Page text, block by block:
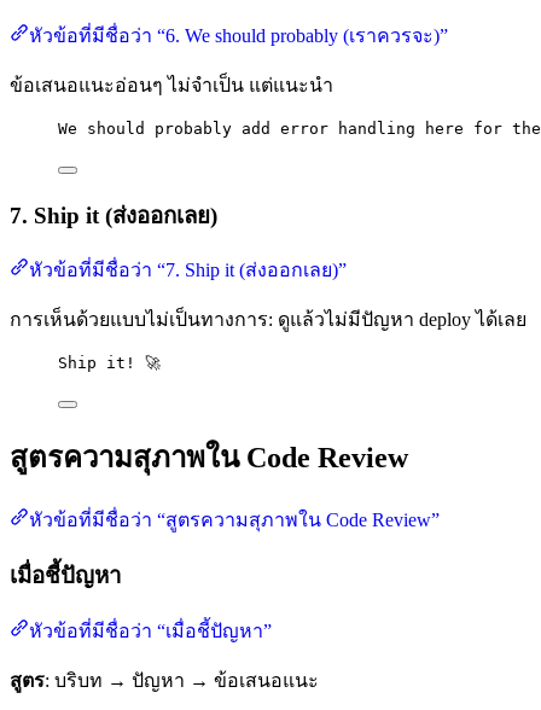
หัวข้อที่มีชื่อว่า “6. We should probably (เราควรจะ)”
ข้อเสนอแนะอ่อนๆ ไม่จำเป็น แต่แนะนำ
We should probably add error handling here for
7. Ship it (ส่งออกเลย)
หัวข้อที่มีชื่อว่า “7. Ship it (ส่งออกเลย)”
การเห็นด้วยแบบไม่เป็นทางการ: ดูแล้วไม่มีปัญหา deploy ได้เลย
Ship it! 🚀
สูตรความสุภาพใน Code Review
หัวข้อที่มีชื่อว่า “สูตรความสุภาพใน Code Review”
เมื่อชี้ปัญหา
หัวข้อที่มีชื่อว่า “เมื่อชี้ปัญหา”
สูตร: บริบท → ปัญหา → ข้อเสนอแนะ